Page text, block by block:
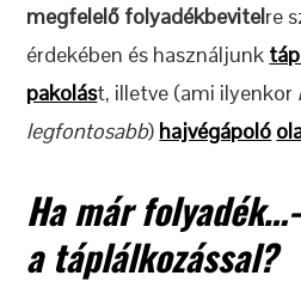
megfelelő folyadékbevitelre
érdekében és használjunk
pakolást, illetve (ami ilyenkor
legfontosabb) hajvégápoló
Ha már
a táplálkozással?